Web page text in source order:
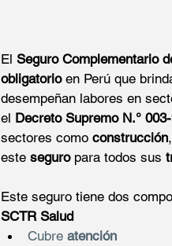
El Seguro Complementario
obligatorio en Perú que
desempeñan labores en
el Decreto Supremo N.°
sectores como construcción,
este seguro para todos sus
Este seguro tiene dos
SCTR Salud
Cubre atención